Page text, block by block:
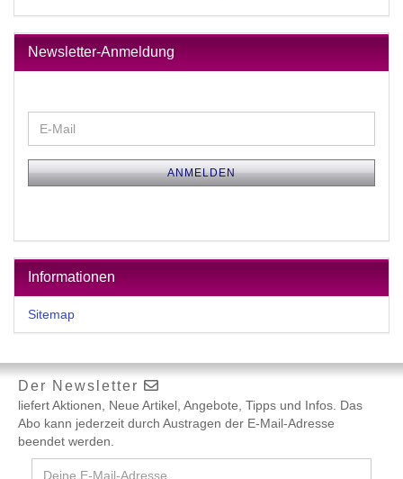
Newsletter-Anmeldung
ZUR
ANMELDUNG
E-
Mail
ANMELDEN
Informationen
Sitemap
Der Newsletter
liefert Aktionen, Neue Artikel, Angebote, Tipps und Infos. Das
Abo kann jederzeit durch Austragen der E-Mail-Adresse
beendet werden.